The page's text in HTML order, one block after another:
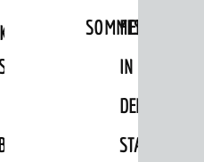
SOMMERTAGSZUG
FESTE
IN
DEN
STADTTEILEN